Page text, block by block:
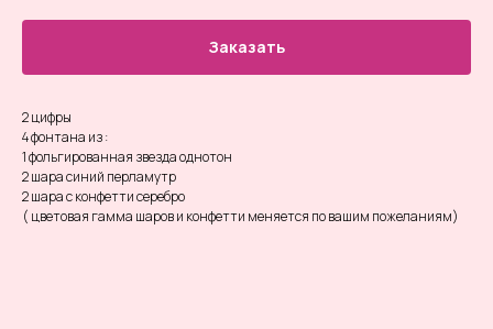
Заказать
2 цифры
4 фонтана из :
1 фольгированная звезда однотон
2 шара синий перламутр
2 шара с конфетти серебро
( цветовая гамма шаров и конфетти меняется по вашим пожеланиям)